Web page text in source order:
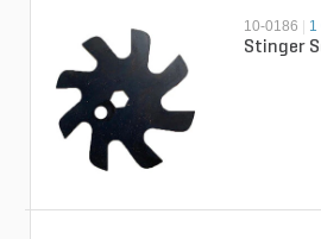
10-0186 1
Stinger